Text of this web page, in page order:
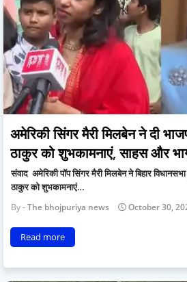
अमेरिकी सिंगर मैरी मिलबेन ने दी
ठाकुर को शुभकामनाएं, साहस और
संवाद अमेरिकी पॉप सिंगर मैरी मिलबेन ने बिहार
ठाकुर को शुभकामनाएं…
The bhojpuriya news October 30,
Read more